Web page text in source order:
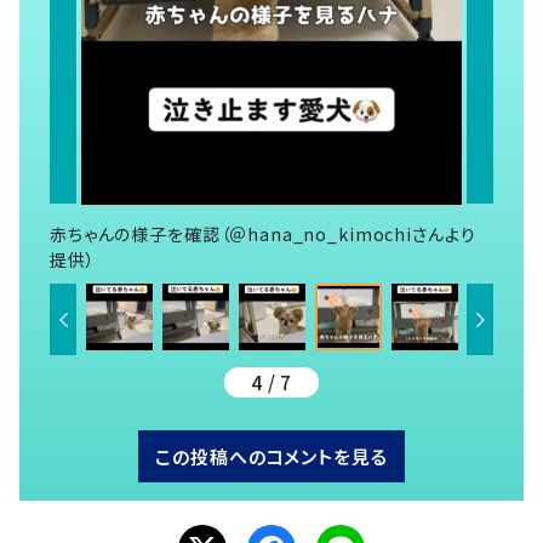
赤ちゃんの様子を確認（＠hana_no_kimochiさんより
提供）
4 / 7
この投稿へのコメントを見る